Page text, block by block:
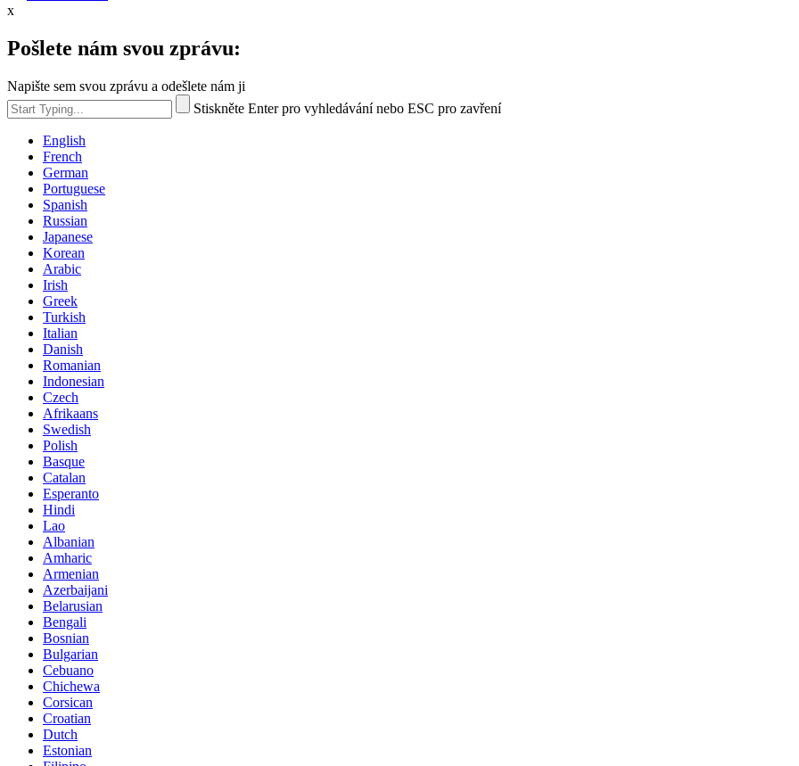
x
Pošlete nám svou zprávu:
Napište sem svou zprávu a odešlete nám ji
Stiskněte Enter pro vyhledávání nebo ESC pro zavření
English
French
German
Portuguese
Spanish
Russian
Japanese
Korean
Arabic
Irish
Greek
Turkish
Italian
Danish
Romanian
Indonesian
Czech
Afrikaans
Swedish
Polish
Basque
Catalan
Esperanto
Hindi
Lao
Albanian
Amharic
Armenian
Azerbaijani
Belarusian
Bengali
Bosnian
Bulgarian
Cebuano
Chichewa
Corsican
Croatian
Dutch
Estonian